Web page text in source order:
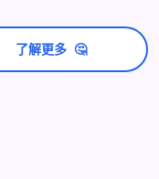
了解更多 🤔